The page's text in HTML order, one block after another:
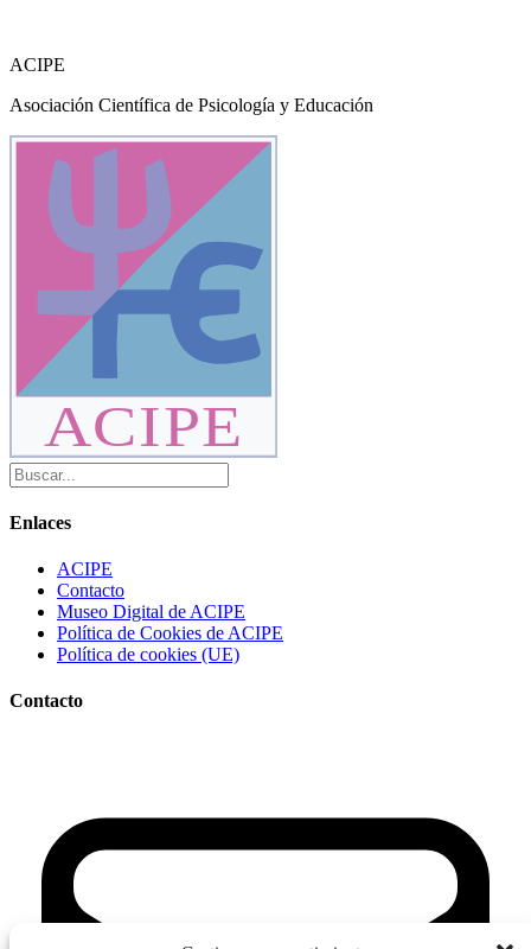
ACIPE
Asociación Científica de Psicología y Educación
ACIPE
Enlaces
ACIPE
Contacto
Museo Digital de ACIPE
Política de Cookies de ACIPE
Política de cookies (UE)
Contacto